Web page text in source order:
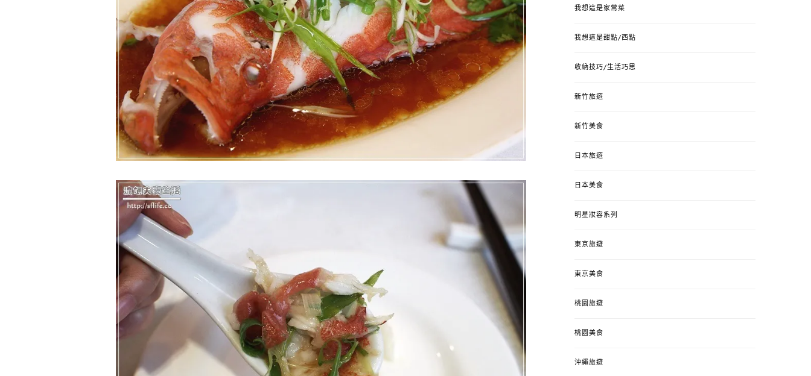
我想這是家常菜
我想這是甜點/西點
收納技巧/生活巧思
新竹旅遊
新竹美食
日本旅遊
日本美食
明星妝容系列
東京旅遊
東京美食
桃園旅遊
桃園美食
沖繩旅遊